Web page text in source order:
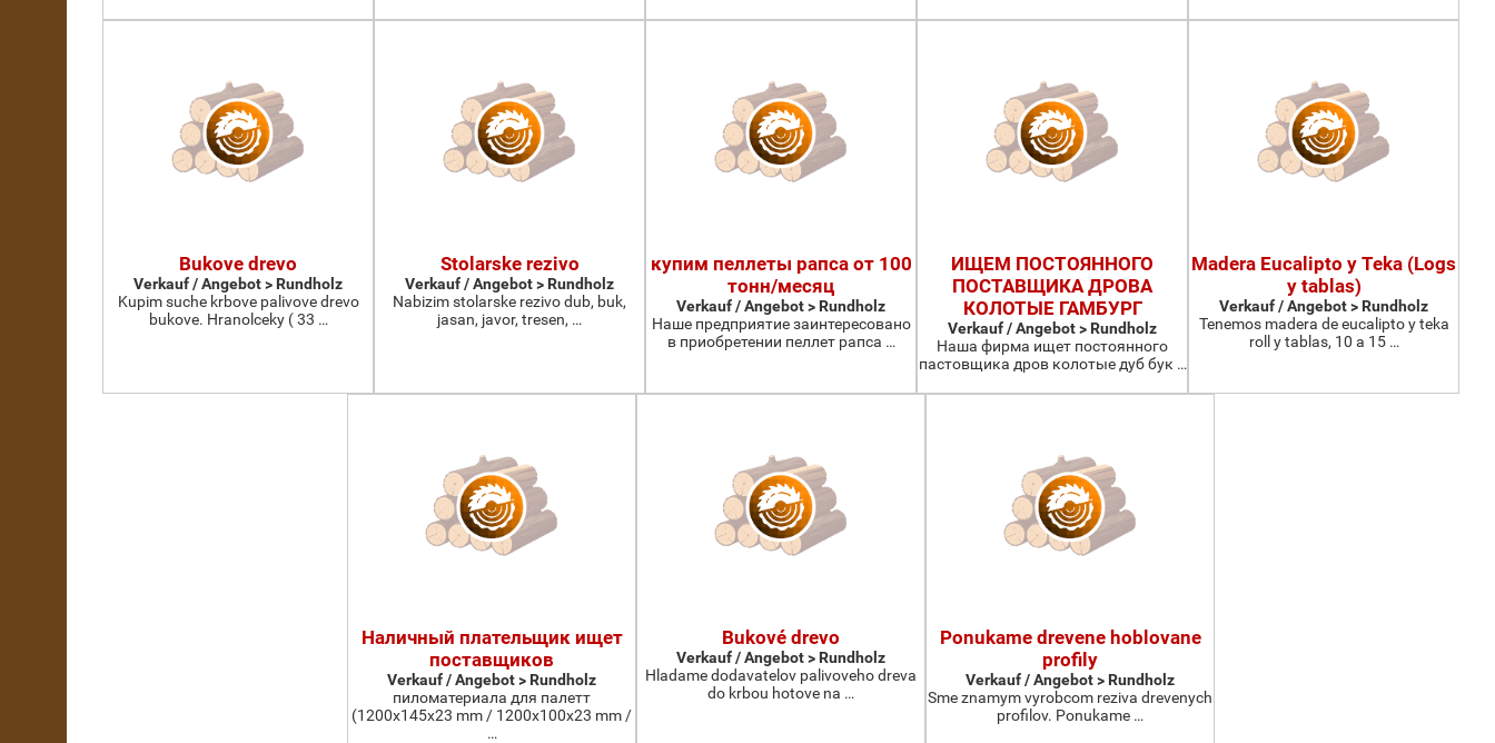
Bukove drevo
Verkauf / Angebot > Rundholz
Kupim suche krbove palivove drevo
bukove. Hranolceky ( 33 …
Stolarske rezivo
Verkauf / Angebot > Rundholz
Nabizim stolarske rezivo dub, buk,
jasan, javor, tresen, …
купим пеллеты рапса от 100
тонн/месяц
Verkauf / Angebot > Rundholz
Наше предприятие заинтересовано
в приобретении пеллет рапса …
ИЩЕМ ПОСТОЯННОГО
ПОСТАВЩИКА ДРОВА
КОЛОТЫЕ ГАМБУРГ
Verkauf / Angebot > Rundholz
Наша фирма ищет постоянного
пастовщика дров колотые дуб бук …
Madera Eucalipto y Teka (Logs
y tablas)
Verkauf / Angebot > Rundholz
Tenemos madera de eucalipto y teka
roll y tablas, 10 a 15 …
Наличный плательщик ищет
поставщиков
Verkauf / Angebot > Rundholz
пиломатериала для палетт
(1200x145x23 mm / 1200x100x23 mm /
…
Bukové drevo
Verkauf / Angebot > Rundholz
Hladame dodavatelov palivoveho dreva
do krbou hotove na …
Ponukame drevene hoblovane
profily
Verkauf / Angebot > Rundholz
Sme znamym vyrobcom reziva drevenych
profilov. Ponukame …